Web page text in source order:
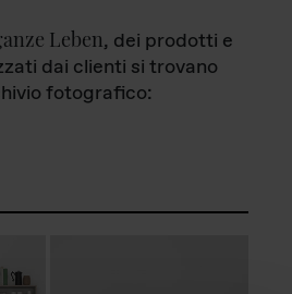
Leben, dei prodotti e
dai clienti si trovano
fotografico: